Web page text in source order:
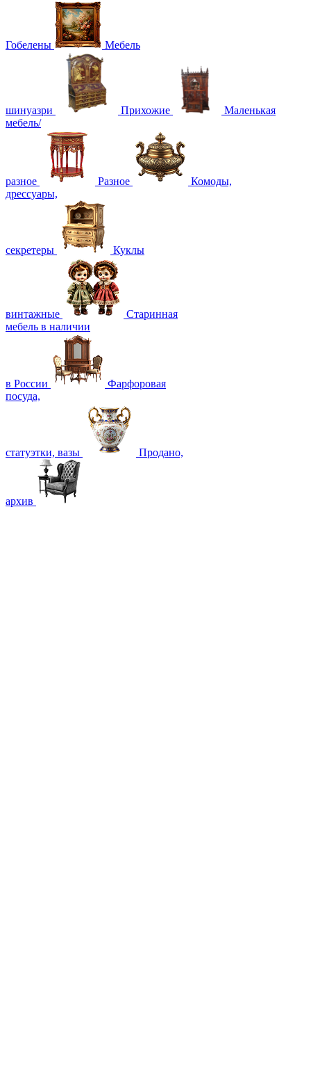
Гобелены Мебель
шинуазри Прихожие
Маленькая
мебель/
разное Разное
Комоды,
дрессуары,
секретеры Куклы
винтажные
Старинная
мебель в наличии
в России
Фарфоровая
посуда,
статуэтки, вазы Продано,
архив